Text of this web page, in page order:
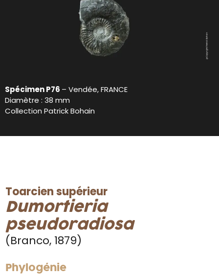
Spécimen P76 – Vendée, FRANCE
Diamètre : 38 mm
Collection Patrick Bohain
Toarcien supérieur
Dumortieria
pseudoradiosa
(Branco, 1879)
Phylogénie